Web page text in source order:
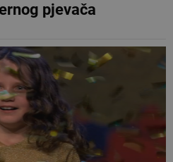
pjevača